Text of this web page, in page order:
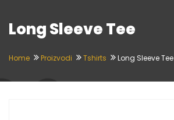
Long Sleeve Tee
Home Proizvodi Tshirts Long Sleeve Tee